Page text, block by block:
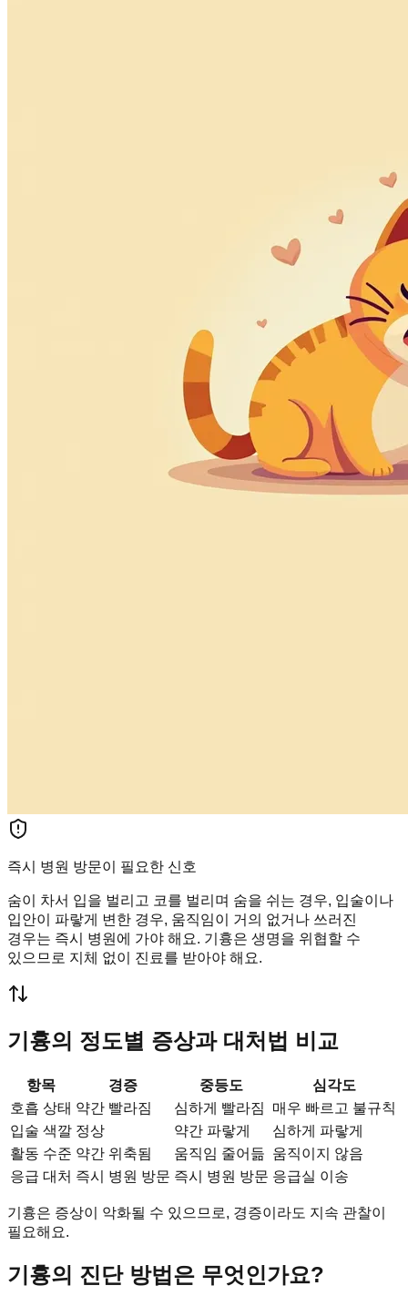
즉시 병원 방문이 필요한 신호
숨이 차서 입을 벌리고 코를 벌리며 숨을 쉬는 경우, 입술이나
입안이 파랗게 변한 경우, 움직임이 거의 없거나 쓰러진
경우는 즉시 병원에 가야 해요. 기흉은 생명을 위협할 수
있으므로 지체 없이 진료를 받아야 해요.
기흉의 정도별 증상과 대처법 비교
항목 경증 중등도
심각도
호흡 상태 약간 빨라짐 심하게 빨라짐
매우 빠르고 불규칙
입술 색깔 정상 약간 파랗게
심하게 파랗게
활동 수준 약간 위축됨 움직임 줄어듦 움직이지 않음
응급 대처 즉시 병원 방문 즉시 병원 방문 응급실 이송
기흉은 증상이 악화될 수 있으므로, 경증이라도 지속 관찰이
필요해요.
기흉의 진단 방법은 무엇인가요?